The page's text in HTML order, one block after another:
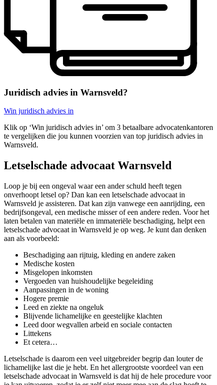
Juridisch advies in Warnsveld?
Win juridisch advies in
Klik op ‘Win juridisch advies in’ om 3 betaalbare advocatenkantoren
te vergelijken die jou kunnen voorzien van top juridisch advies in
Warnsveld.
Letselschade advocaat Warnsveld
Loop je bij een ongeval waar een ander schuld heeft tegen
onverhoopt letsel op? Dan kan een letselschade advocaat in
Warnsveld je assisteren. Dat kan zijn vanwege een aanrijding, een
bedrijfsongeval, een medische misser of een andere reden. Voor het
laten betalen van materiële en immateriële beschadiging, helpt een
letselschade advocaat in Warnsveld je op weg. Je kunt dan denken
aan als voorbeeld:
Beschadiging aan rijtuig, kleding en andere zaken
Medische kosten
Misgelopen inkomsten
Vergoeden van huishoudelijke begeleiding
Aanpassingen in de woning
Hogere premie
Leed en ziekte na ongeluk
Blijvende lichamelijke en geestelijke klachten
Leed door wegvallen arbeid en sociale contacten
Littekens
Et cetera…
Letselschade is daarom een veel uitgebreider begrip dan louter de
lichamelijke last die je hebt. En het allergrootste voordeel van een
letselschade advocaat in Warnsveld is dat hij de hele procedure voor